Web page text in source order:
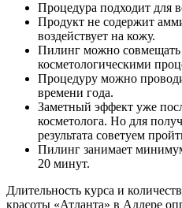
Процедура подходит для
Продукт не содержит
воздействует на кожу.
Пилинг можно совмещать
косметологическими
Процедуру можно
времени года.
Заметный эффект уже
косметолога. Но для
результата советуем
Пилинг занимает
20 минут.
Длительность курса и
красоты «Атланта» в Адлере